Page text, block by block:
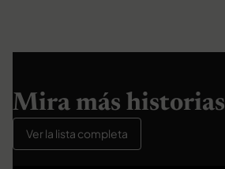
Mira más historias
Ver la lista completa